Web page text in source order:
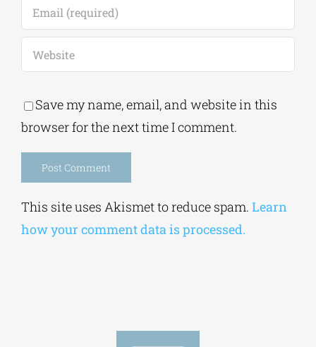
Save my name, email, and website in this
Alternative:
This site uses Akismet to reduce spam.